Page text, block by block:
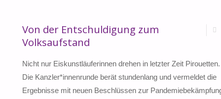
Von der Entschuldigung zum
Volksaufstand
Nicht nur Eiskunstläuferinnen drehen in letzter Zeit Pirouetten.
Die Kanzler*innenrunde berät stundenlang und vermeldet die
Ergebnisse mit neuen Beschlüssen zur